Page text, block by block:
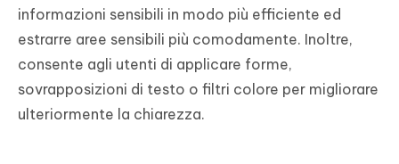
informazioni sensibili in modo più efficiente ed
estrarre aree sensibili più comodamente. Inoltre,
consente agli utenti di applicare forme,
sovrapposizioni di testo o filtri colore per migliorare
ulteriormente la chiarezza.